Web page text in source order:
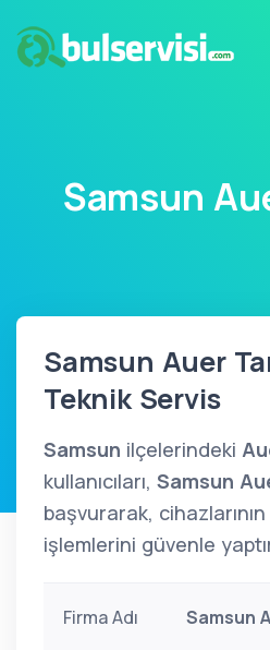
Samsun
Samsun Auer
Teknik Servis
Samsun ilçelerindeki
kullanıcıları, Samsun
başvurarak, cihazlarının
işlemlerini güvenle
Firma Adı Samsun